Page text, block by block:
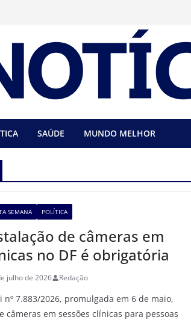
SAÚDE MUNDO MELHOR
SEMANA POLÍTICA
de câmeras em
no DF é obrigatória
julho de 2026 Redação
nº 7.883/2026, promulgada em 6 de maio,
câmeras em sessões clínicas para pessoas